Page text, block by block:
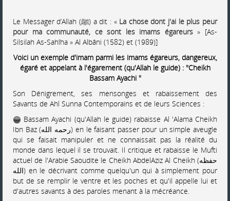
Le Messager d’Allah (ﷺ) a dit : « La chose dont j'ai le plus peur
pour ma communauté, ce sont les imams égareurs» [As-
Silsilah As-Sahîha » Al Albâni (1582) et (1989)]
Voici un exemple d'imam parmi les imams égareurs, dangereux,
égaré et appelant à l'égarement (qu'Allah le guide) : "Cheikh
Bassam Ayachi "
Son Dénigrement, ses mensonges et rabaissement des
Savants de Ahl Sunna Contemporains et de leurs Sciences :
Bassam Ayachi (qu'Allah le guide) rabaisse Al 'Alama Cheikh
Ibn Baz (رحمه الله) en le faisant passer pour un simple aveugle
qui se faisait manipuler et ne connaissait pas la réalité du
monde dans lequel il se trouvait. Il critique et rabaisse le Mufti
actuel de l'Arabie Saoudite le Cheikh AbdelAziz Al Cheikh (حفظه
الله) en le décrivant comme quelqu'un qui à simplement pour
but de se remplir le ventre et les poches et qu'il appelle lui et
d'autres savants à des paroles menant à la mécréance.